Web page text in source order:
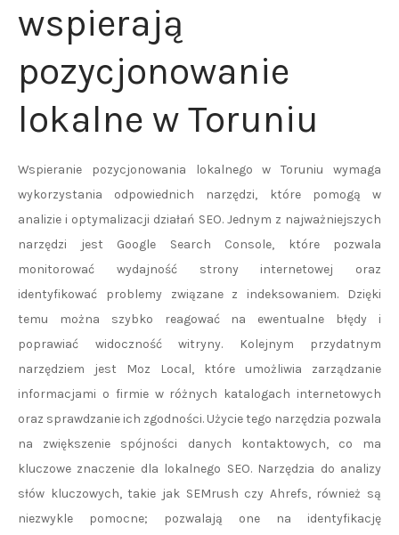
wspierają
pozycjonowanie
lokalne w Toruniu
Wspieranie pozycjonowania lokalnego w Toruniu wymaga
wykorzystania odpowiednich narzędzi, które pomogą w
analizie i optymalizacji działań SEO. Jednym z najważniejszych
narzędzi jest Google Search Console, które pozwala
monitorować wydajność strony internetowej oraz
identyfikować problemy związane z indeksowaniem. Dzięki
temu można szybko reagować na ewentualne błędy i
poprawiać widoczność witryny. Kolejnym przydatnym
narzędziem jest Moz Local, które umożliwia zarządzanie
informacjami o firmie w różnych katalogach internetowych
oraz sprawdzanie ich zgodności. Użycie tego narzędzia pozwala
na zwiększenie spójności danych kontaktowych, co ma
kluczowe znaczenie dla lokalnego SEO. Narzędzia do analizy
słów kluczowych, takie jak SEMrush czy Ahrefs, również są
niezwykle pomocne; pozwalają one na identyfikację